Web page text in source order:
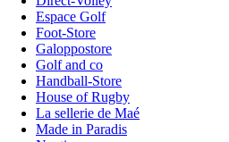
Espace Golf
Foot-Store
Galoppostore
Golf and co
Handball-Store
House of Rugby
La sellerie de Maé
Made in Paradis